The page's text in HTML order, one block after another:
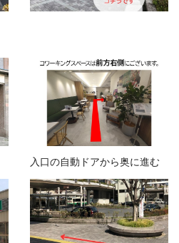
入口の自動ドアから奥に進む